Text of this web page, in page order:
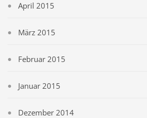
April 2015
März 2015
Februar 2015
Januar 2015
Dezember 2014